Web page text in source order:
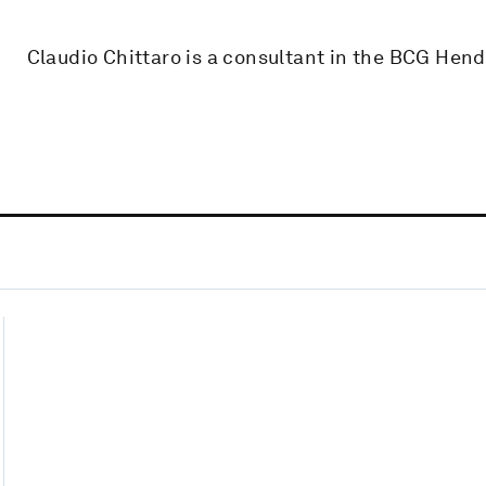
Claudio Chittaro is a consultant in the BCG